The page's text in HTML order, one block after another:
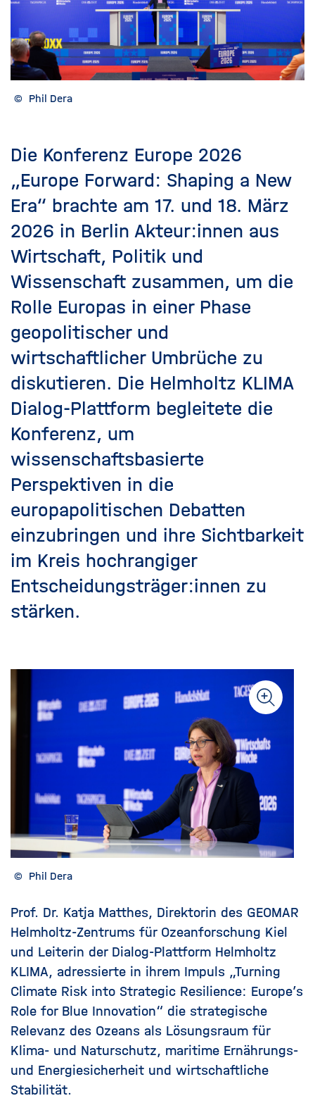
© Phil Dera
Die Konferenz Europe 2026
„Europe Forward: Shaping a New
Era“ brachte am 17. und 18. März
2026 in Berlin Akteur:innen aus
Wirtschaft, Politik und
Wissenschaft zusammen, um die
Rolle Europas in einer Phase
geopolitischer und
wirtschaftlicher Umbrüche zu
diskutieren. Die Helmholtz KLIMA
Dialog-Plattform begleitete die
Konferenz, um
wissenschaftsbasierte
Perspektiven in die
europapolitischen Debatten
einzubringen und ihre Sichtbarkeit
im Kreis hochrangiger
Entscheidungsträger:innen zu
stärken.
© Phil Dera
Prof. Dr. Katja Matthes, Direktorin des GEOMAR
Helmholtz-Zentrums für Ozeanforschung Kiel
und Leiterin der Dialog-Plattform Helmholtz
KLIMA, adressierte in ihrem Impuls „Turning
Climate Risk into Strategic Resilience: Europe’s
Role for Blue Innovation“ die strategische
Relevanz des Ozeans als Lösungsraum für
Klima- und Naturschutz, maritime Ernährungs-
und Energiesicherheit und wirtschaftliche
Stabilität.